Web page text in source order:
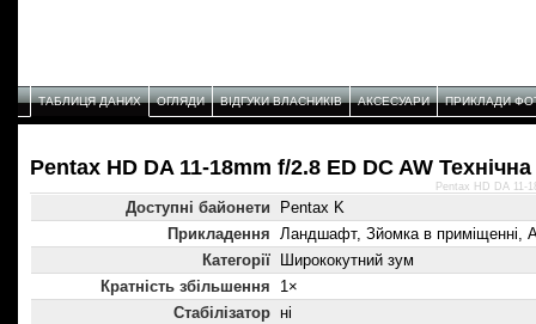
ТАБЛИЦЯ ДАНИХ ОГЛЯДИ ВІДГУКИ ВЛАСНИКІВ АКСЕСУАРИ ПРИКЛАДИ
Pentax HD DA 11-18mm f/2.8 ED DC AW
Доступні байонети
Pentax K
Прикладення Ландшафт, Зйомка в приміщенні,
Категорії
Ширококутний зум
Кратність збільшення
1×
Стабілізатор ні
Pentax HD DA 11-